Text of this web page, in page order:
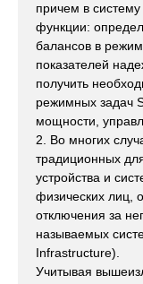
причем в
функции:
балансов в
показателей
получить
режимных задач
мощности,
2. Во многих
традиционных
устройства и
физических лиц,
отключения за
называемых
Infrastructure).
Учитывая